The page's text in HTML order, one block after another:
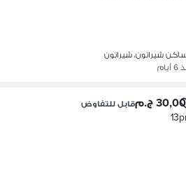
شيراتون، شيراتون
ج.م قابل للتفاوض